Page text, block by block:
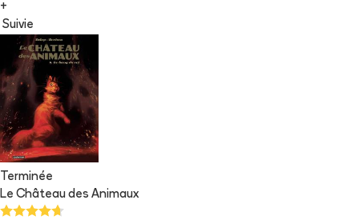
+
Suivie
Terminée
Le Château des Animaux